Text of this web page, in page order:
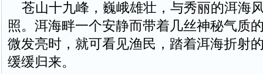
苍山十九峰，巍峨雄壮，与秀丽的洱海
照。洱海畔一个安静而带着几丝神秘气质
微发亮时，就可看见渔民，踏着洱海折射
缓缓归来。